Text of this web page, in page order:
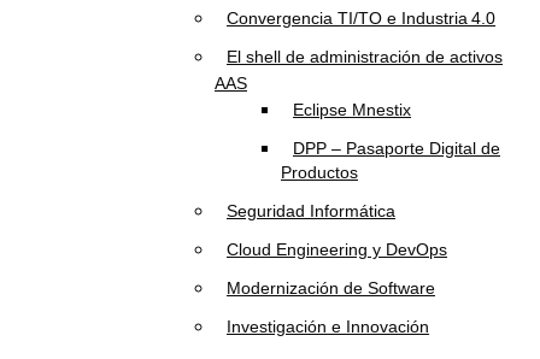
Convergencia TI/TO e Industria 4.0
El shell de administración de activos
AAS
Eclipse Mnestix
DPP – Pasaporte Digital de
Productos
Seguridad Informática
Cloud Engineering y DevOps
Modernización de Software
Investigación e Innovación